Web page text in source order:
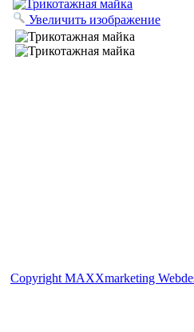
Увеличить изображение
Copyright MAXXmarketing